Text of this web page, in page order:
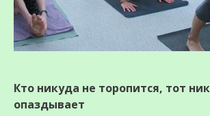
Кто никуда не торопится, тот
опаздывает